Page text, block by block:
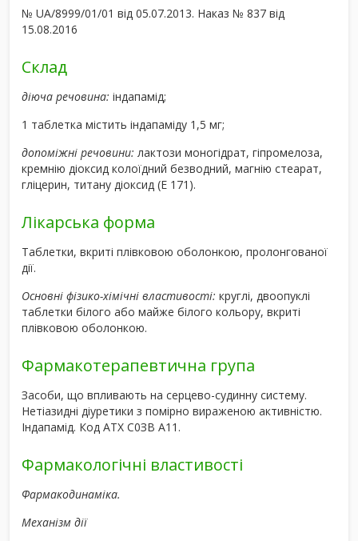
№ UA/8999/01/01 від 05.07.2013. Наказ № 837 від
15.08.2016
Склад
діюча речовина: індапамід;
1 таблетка містить індапаміду 1,5 мг;
допоміжні речовини: лактози моногідрат, гіпромелоза,
кремнію діоксид колоїдний безводний, магнію стеарат,
гліцерин, титану діоксид (Е 171).
Лікарська форма
Таблетки, вкриті плівковою оболонкою, пролонгованої
дії.
Основні фізико-хімічні властивості: круглі, двоопуклі
таблетки білого або майже білого кольору, вкриті
плівковою оболонкою.
Фармакотерапевтична група
Засоби, що впливають на серцево-судинну систему.
Нетіазидні діуретики з помірно вираженою активністю.
Індапамід. Код АТХ С0ЗВ А11.
Фармакологічні властивості
Фармакодинаміка.
Механізм дії